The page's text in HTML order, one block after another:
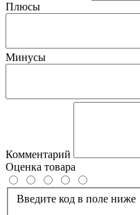
Плюсы
Минусы
Комментарий
Оценка товара
Введите код в поле ниже